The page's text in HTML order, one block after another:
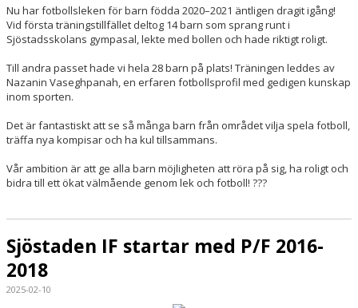
Nu har fotbollsleken för barn födda 2020–2021 äntligen dragit igång!
Vid första träningstillfället deltog 14 barn som sprang runt i
Sjöstadsskolans gympasal, lekte med bollen och hade riktigt roligt.
Till andra passet hade vi hela 28 barn på plats! Träningen leddes av
Nazanin Vaseghpanah, en erfaren fotbollsprofil med gedigen kunskap
inom sporten.
Det är fantastiskt att se så många barn från området vilja spela fotboll,
träffa nya kompisar och ha kul tillsammans.
Vår ambition är att ge alla barn möjligheten att röra på sig, ha roligt och
bidra till ett ökat välmående genom lek och fotboll! ???
Sjöstaden IF startar med P/F 2016-
2018
2025-02-10